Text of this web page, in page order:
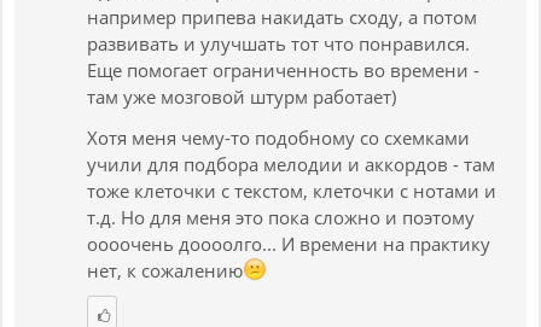
например припева накидать сходу, а потом
развивать и улучшать тот что понравился.
Еще помогает ограниченность во времени -
там уже мозговой штурм работает)
Хотя меня чему-то подобному со схемками
учили для подбора мелодии и аккордов - там
тоже клеточки с текстом, клеточки с нотами и
т.д. Но для меня это пока сложно и поэтому
оооочень доооолго... И времени на практику
нет, к сожалению